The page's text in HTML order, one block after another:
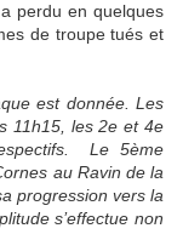
perdu en quelques
de troupe tués et
est donnée. Les
11h15, les 2e et 4e
Le 5ème
au Ravin de la
progression vers la
s’effectue non